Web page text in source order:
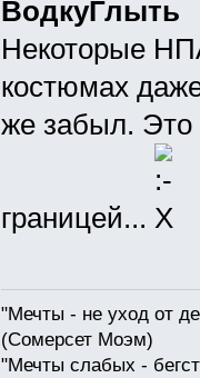
ВодкуГлыть
Некоторые
костюмах
же забыл. Это
границей...
"Мечты - не уход от
(Сомерсет Моэм)
"Мечты слабых -